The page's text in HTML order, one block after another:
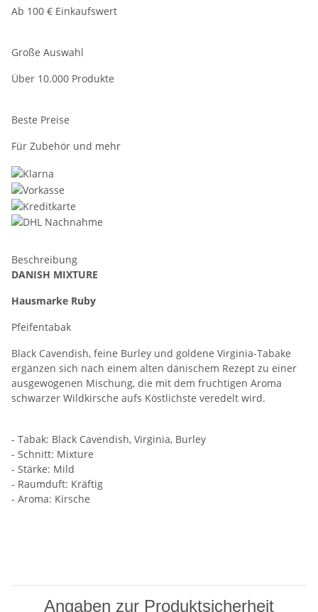
Ab 100 € Einkaufswert
Große Auswahl
Über 10.000 Produkte
Beste Preise
Für Zubehör und mehr
Beschreibung
DANISH MIXTURE
Hausmarke Ruby
Pfeifentabak
Black Cavendish, feine Burley und goldene Virginia-Tabake
ergänzen sich nach einem alten dänischem Rezept zu einer
ausgewogenen Mischung, die mit dem fruchtigen Aroma
schwarzer Wildkirsche aufs Köstlichste veredelt wird.
- Tabak: Black Cavendish, Virginia, Burley
- Schnitt: Mixture
- Stärke: Mild
- Raumduft: Kräftig
- Aroma: Kirsche
Angaben zur Produktsicherheit